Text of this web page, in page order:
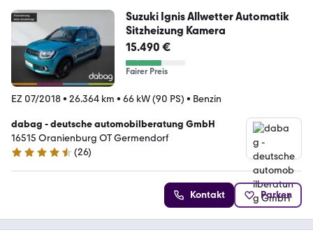
Suzuki Ignis Allwetter Automatik
Sitzheizung Kamera
15.490 €
Fairer Preis
EZ 07/2018• 26.364 km • 66 kW (90 PS) • Benzin
dabag - deutsche automobilberatung GmbH
16515 Oranienburg OT Germendorf
4.5 Sterne
(26)
Kontakt Parken